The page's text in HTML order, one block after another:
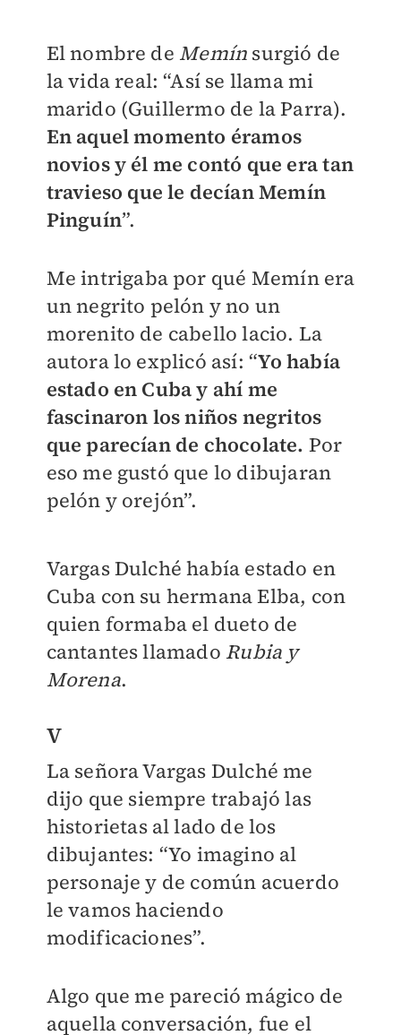
El nombre de Memín surgió de
la vida real: “Así se llama mi
marido (Guillermo de la Parra).
En aquel momento éramos
novios y él me contó que era tan
travieso que le decían Memín
Pinguín”.
Me intrigaba por qué Memín era
un negrito pelón y no un
morenito de cabello lacio. La
autora lo explicó así: “Yo había
estado en Cuba y ahí me
fascinaron los niños negritos
que parecían de chocolate. Por
eso me gustó que lo dibujaran
pelón y orejón”.
Vargas Dulché había estado en
Cuba con su hermana Elba, con
quien formaba el dueto de
cantantes llamado Rubia y
Morena.
V
La señora Vargas Dulché me
dijo que siempre trabajó las
historietas al lado de los
dibujantes: “Yo imagino al
personaje y de común acuerdo
le vamos haciendo
modificaciones”.
Algo que me pareció mágico de
aquella conversación, fue el